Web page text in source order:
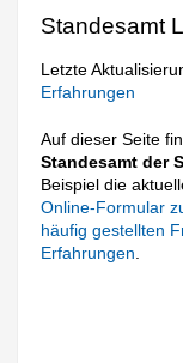
Standesamt
Letzte
Erfahrungen
Auf dieser Seite
Standesamt der
Beispiel die
Online-Formular
häufig gestellten
Erfahrungen